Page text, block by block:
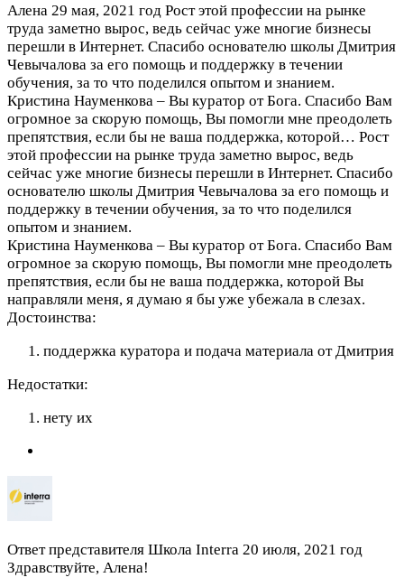
Алена 29 мая, 2021 год Рост этой профессии на рынке
труда заметно вырос, ведь сейчас уже многие бизнесы
перешли в Интернет. Спасибо основателю школы Дмитрия
Чевычалова за его помощь и поддержку в течении
обучения, за то что поделился опытом и знанием.
Кристина Науменкова – Вы куратор от Бога. Спасибо Вам
огромное за скорую помощь, Вы помогли мне преодолеть
препятствия, если бы не ваша поддержка, которой… Рост
этой профессии на рынке труда заметно вырос, ведь
сейчас уже многие бизнесы перешли в Интернет. Спасибо
основателю школы Дмитрия Чевычалова за его помощь и
поддержку в течении обучения, за то что поделился
опытом и знанием.
Кристина Науменкова – Вы куратор от Бога. Спасибо Вам
огромное за скорую помощь, Вы помогли мне преодолеть
препятствия, если бы не ваша поддержка, которой Вы
направляли меня, я думаю я бы уже убежала в слезах.
Достоинства:
поддержка куратора и подача материала от Дмитрия
Недостатки:
нету их
Ответ представителя Школа Interra 20 июля, 2021 год
Здравствуйте, Алена!